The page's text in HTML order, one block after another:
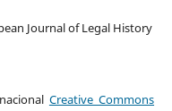
Journal of Legal History
Creative Commons